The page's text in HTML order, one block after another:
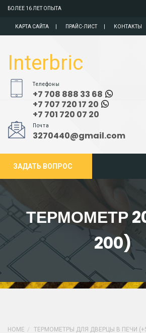
БОЛЕЕ 16 ЛЕТ ОПЫТА
КАРТА САЙТА ПРАЙС-ЛИСТ КОНТАКТЫ
Interbric
Телефоны
+7 708 888 33 68
+7 707 720 17 20
+7 701 720 07 20
Почта
3270440@gmail.com
ЗАДАТЬ ВОПРОС
ТЕРМОМЕТР
200)
HOME
ТЕРМОМЕТРЫ ДЛЯ ДВЕРЦЫ В ПЕЧИ